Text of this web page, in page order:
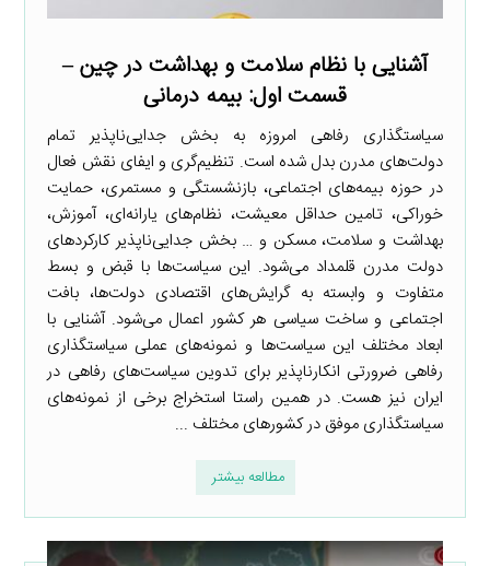
آشنایی با نظام سلامت و بهداشت در چین –
قسمت اول: بیمه درمانی
سیاستگذاری رفاهی امروزه به بخش جدایی‌ناپذیر تمام
دولت‌های مدرن بدل شده است. تنظیم‌گری و ایفای نقش فعال
در حوزه بیمه‌های اجتماعی، بازنشستگی و مستمری، حمایت
خوراکی، تامین حداقل معیشت، نظام‌های یارانه‌ای، آموزش،
بهداشت و سلامت، مسکن و … بخش جدایی‌ناپذیر کارکردهای
دولت مدرن قلمداد می‌شود. این سیاست‌ها با قبض و بسط
متفاوت و وابسته به گرایش‌های اقتصادی دولت‌ها، بافت
اجتماعی و ساخت سیاسی هر کشور اعمال می‌شود. آشنایی با
ابعاد مختلف این سیاست‌ها و نمونه‌های عملی سیاستگذاری
رفاهی ضرورتی انکارناپذیر برای تدوین سیاست‌های رفاهی در
ایران نیز هست. در همین راستا استخراج برخی از نمونه‌های
سیاستگذاری موفق در کشورهای مختلف ...
مطالعه بیشتر